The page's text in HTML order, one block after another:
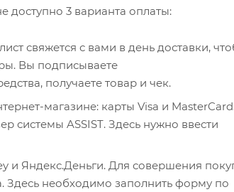
доступно 3 варианта оплаты:
свяжется с вами в день доставки,
Вы подписываете
получаете товар и чек.
магазине: карты Visa и
системы ASSIST. Здесь нужно ввести
и Яндекс.Деньги. Для совершения
Здесь необходимо заполнить форму по